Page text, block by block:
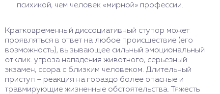
психикой, чем человек «мирной» профессии.
Кратковременный диссоциативный ступор может
проявляться в ответ на любое происшествие (его
возможность), вызывающее сильный эмоциональный
отклик: угроза нападения животного, серьезный
экзамен, ссора с близким человеком. Длительный
приступ – реакция на гораздо более опасные и
травмирующие жизненные обстоятельства. Тяжесть